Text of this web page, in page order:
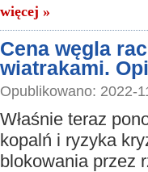
więcej »
Cena węgla
wiatrakami.
Opublikowano: 2022-
Właśnie teraz
kopalń i ryzyka
blokowania przez